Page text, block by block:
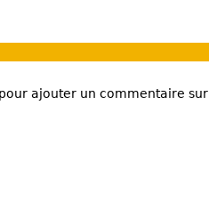
ajouter un commentaire sur